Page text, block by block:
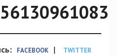
FACEBOOK | TWITTER